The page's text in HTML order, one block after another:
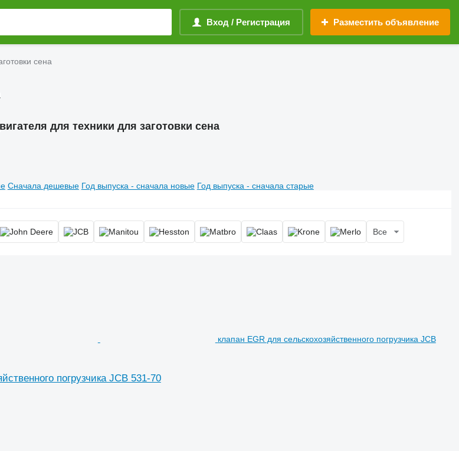
Вход / Регистрация Разместить объявление
сена
для техники для заготовки сена
Сначала дешевые Год выпуска - сначала новые Год выпуска - сначала старые
Все
клапан EGR для сельскохозяйственного погрузчика JCB
погрузчика JCB 531-70